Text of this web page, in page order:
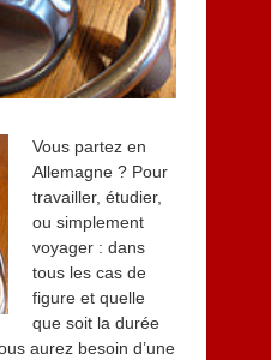
Vous partez en
Allemagne ? Pour
travailler, étudier,
ou simplement
voyager : dans
tous les cas de
figure et quelle
que soit la durée
aurez besoin d’une